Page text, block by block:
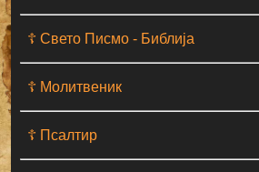
☦ Свето Писмо - Библија
☦ Молитвеник
☦ Псалтир